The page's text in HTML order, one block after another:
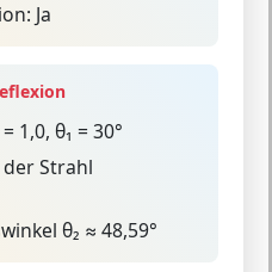
Ja
1,0, θ₁ = 30°
Strahl
θ₂ ≈ 48,59°